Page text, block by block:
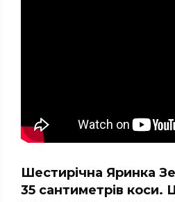
Шестирічна Яринка
35 сантиметрів коси.